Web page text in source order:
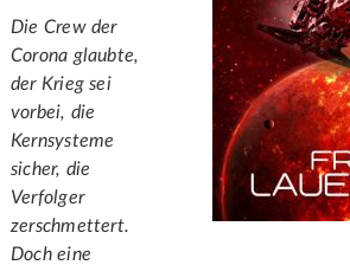
Die Crew der
Corona glaubte,
der Krieg sei
vorbei, die
Kernsysteme
sicher, die
Verfolger
zerschmettert.
Doch eine